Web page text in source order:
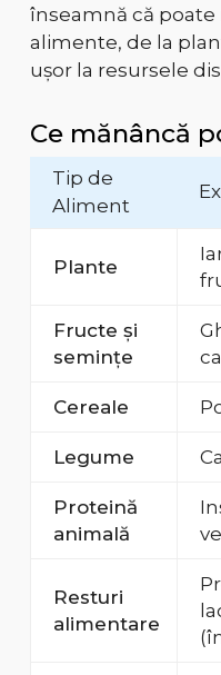
înseamnă că poate
alimente, de la
ușor la resursele
Ce mănâncă
Tip de
Aliment
Plante
Fructe și
semințe
Cereale
Legume
Proteină
animală
Resturi
alimentare